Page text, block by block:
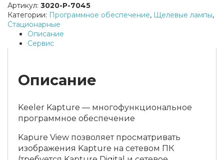
Артикул: 3020-P-7045
Категории: Программное обеспечение, Щелевые лампы,
Стационарные
Описание
Сервис
Описание
Keeler Kapture — многофункциональное
программное обеспечение
Kapure View позволяет просматривать
изображения Kapture на сетевом ПК